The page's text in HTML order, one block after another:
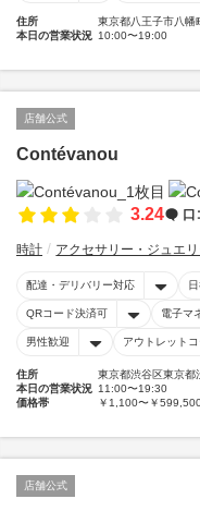
住所
東京都八王子市八幡
本日の営業状況 10:00〜19:00
店舗公式
Contévanou
3.24 口
時計 アクセサリー・ジュエ
配達・デリバリー対応
QRコード決済可 電子マ
男性歓迎 アウトレット
住所
東京都渋谷区東京
本日の営業状況 11:00〜19:30
価格帯
￥1,100〜￥
店舗公式